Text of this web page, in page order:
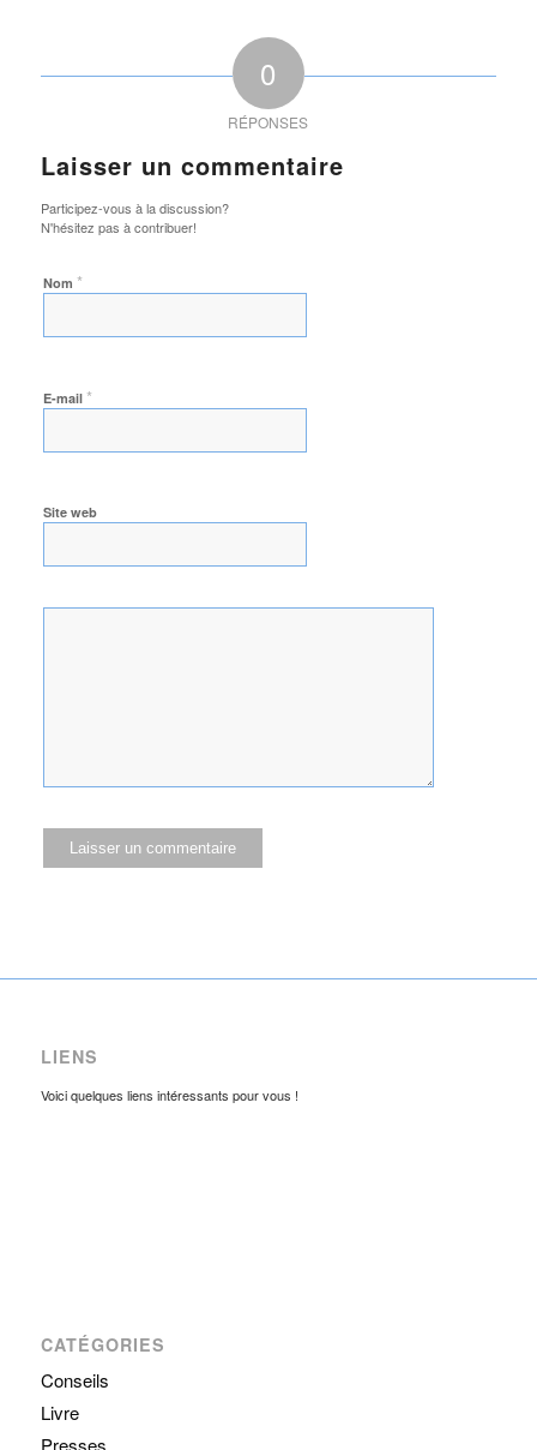
0
RÉPONSES
Laisser un commentaire
Participez-vous à la discussion?
N'hésitez pas à contribuer!
Nom *
E-mail *
Site web
LIENS
Voici quelques liens intéressants pour vous !
CATÉGORIES
Conseils
Livre
Presses